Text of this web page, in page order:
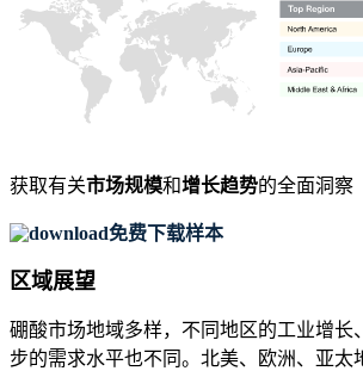
获取有关市场规模和增长趋势的全面洞察
免费下载样本
区域展望
硼酸市场地域多样，不同地区的工业增长
步的需求水平也不同。北美、欧洲、亚太